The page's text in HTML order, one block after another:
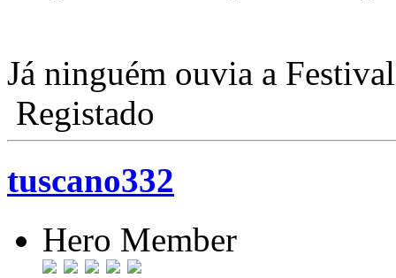
Já ninguém ouvia a
Registado
tuscano332
Hero Member